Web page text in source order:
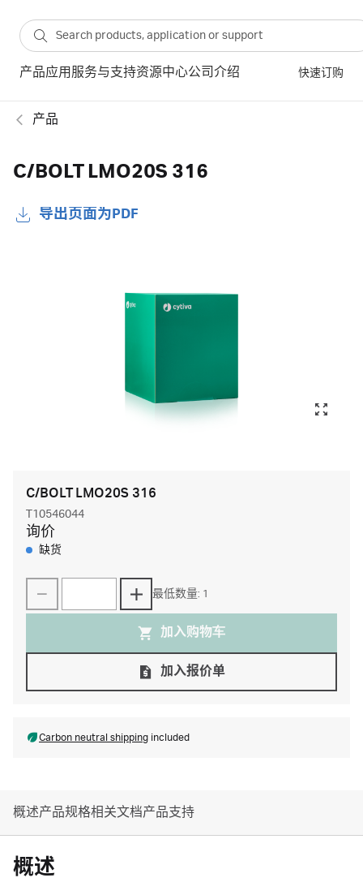
产品应用 服务与支持资源中心公司介绍 快速订购
产品
C/BOLT LMO20S 316
导出页面为PDF
C/BOLT LMO20S 316
T10546044
询价
缺货
最低数量: 1
加入购物⻋
加入报价单
Carbon neutral shipping included
概述产品规格相关文档产品支持
概述